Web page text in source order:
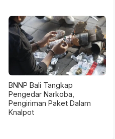
BNNP Bali Tangkap
Pengedar Narkoba,
Pengiriman Paket Dalam
Knalpot